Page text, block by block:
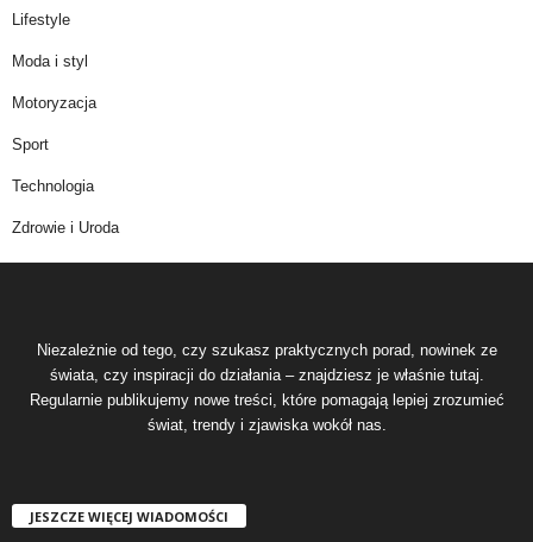
Lifestyle
Moda i styl
Motoryzacja
Sport
Technologia
Zdrowie i Uroda
Niezależnie od tego, czy szukasz praktycznych porad, nowinek ze
świata, czy inspiracji do działania – znajdziesz je właśnie tutaj.
Regularnie publikujemy nowe treści, które pomagają lepiej zrozumieć
świat, trendy i zjawiska wokół nas.
JESZCZE WIĘCEJ WIADOMOŚCI